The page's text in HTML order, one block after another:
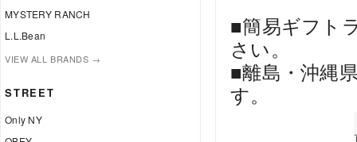
MYSTERY RANCH
L.L.Bean
VIEW ALL BRANDS →
STREET
Only NY
■簡易ギフト
さい。
■離島・沖縄
す。